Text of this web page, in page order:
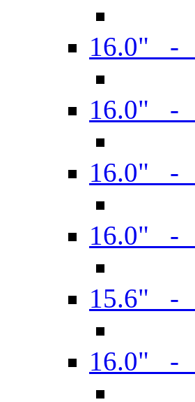
16.0" -
16.0" -
16.0" -
16.0" -
15.6" -
16.0" -